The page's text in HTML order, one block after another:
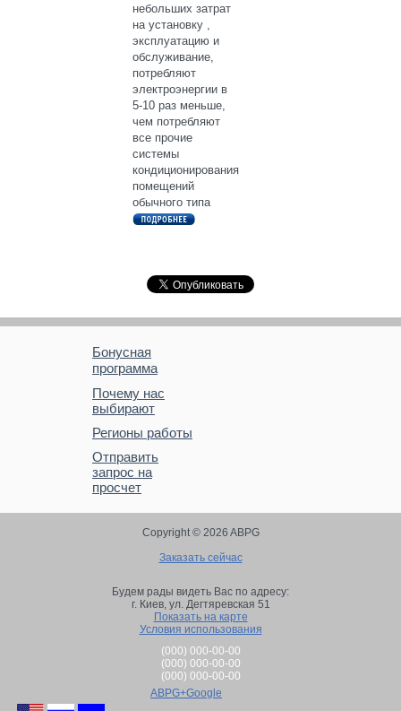
небольших затрат
на установку ,
эксплуатацию и
обслуживание,
потребляют
электроэнергии в
5-10 раз меньше,
чем потребляют
все прочие
системы
кондиционирования
помещений
обычного типа
Бонусная
программа
Почему нас
выбирают
Регионы работы
Отправить
запрос на
просчет
Copyright © 2026 ABPG
Заказать сейчас
Будем рады видеть Вас по адресу:
г. Киев, ул. Дегтяревская 51
Показать на карте
Условия использования
(000) 000-00-00
(000) 000-00-00
(000) 000-00-00
ABPG+Google